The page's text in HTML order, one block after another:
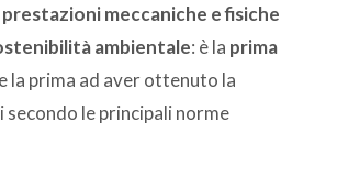
prestazioni meccaniche e fisiche
ambientale: è la prima
e la prima ad aver ottenuto la
le principali norme